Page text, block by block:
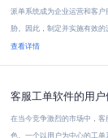
派单系统成为企业运营和客
胁。因此，制定并实施有效
访...
查看详情
客服工单软件的用
在当今竞争激烈的市场中，
色。一个以用户为中心的工